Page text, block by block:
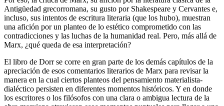
Antigüedad grecorromana, su gusto por Shakespeare y Cervantes e,
incluso, sus intentos de escritura literaria (que los hubo), muestran
una afición por un planteo de lo estético comprometido con las
contradicciones y las luchas de la humanidad real. Pero, más allá de
Marx, ¿qué queda de esa interpretación?
El libro de Dorr se corre en gran parte de los demás capítulos de la
apreciación de esos comentarios literarios de Marx para revisar la
manera en la cual ciertos planteos del pensamiento materialista-
dialéctico persisten en diferentes momentos históricos. Y en donde
los escritores o los filósofos con una clara o ambigua lectura de la